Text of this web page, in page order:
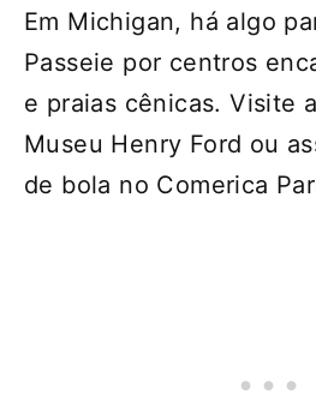
Em Michigan, há algo
Passeie por centros
e praias cênicas. Visite
Museu Henry Ford ou
de bola no Comerica